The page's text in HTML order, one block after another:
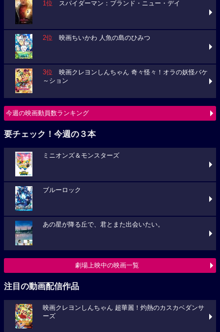
1位 スパイダーマン：ブランド・ニュー・デイ
2位 映画ちいかわ 人魚の島のひみつ
3位 映画クレヨンしんちゃん 奇々怪々！オラの妖怪バケ
～ション
今週の映画動員数ランキング
要チェック！今週の３本
ミニオンズ＆モンスターズ
ブルーロック
あの星が降る丘で、君とまた出会いたい。
劇場上映中の映画一覧
注目の動画配信作品
映画クレヨンしんちゃん 超華麗！灼熱のカスカベダンサ
ーズ